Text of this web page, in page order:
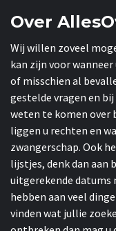
Over
Wij willen zoveel
kan zijn voor
of misschien al
gestelde vragen en
weten te komen over
liggen u rechten en
zwangerschap. Ook
lijstjes, denk dan aan
uitgerekende datums
hebben aan veel
vinden wat jullie